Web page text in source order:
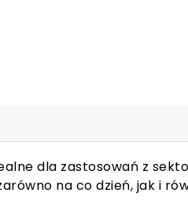
dla zastosowań z
na co dzień, jak i